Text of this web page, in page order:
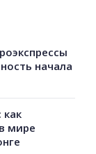
начала
как
мире